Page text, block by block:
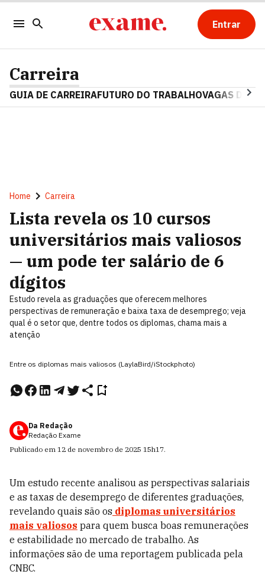
Entrar
Carreira
GUIA DE CARREIRAFUTURO DO TRABALHOVAGAS DE
Home Carreira
Lista revela os 10 cursos
universitários mais valiosos
— um pode ter salário de 6
dígitos
Estudo revela as graduações que oferecem melhores
perspectivas de remuneração e baixa taxa de desemprego; veja
qual é o setor que, dentre todos os diplomas, chama mais a
atenção
Entre os diplomas mais valiosos (LaylaBird/iStockphoto)
Da Redação
Redação Exame
Publicado em 12 de novembro de 2025 15h17.
Um estudo recente analisou as perspectivas salariais
e as taxas de desemprego de diferentes graduações,
revelando quais são os diplomas universitários
mais valiosos para quem busca boas remunerações
e estabilidade no mercado de trabalho. As
informações são de uma reportagem publicada pela
CNBC.